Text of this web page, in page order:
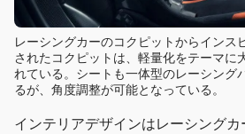
レーシングカーのコクピットからインス
されたコクピットは、軽量化をテーマに
れている。シートも一体型のレーシング
るが、角度調整が可能となっている。
インテリアデザインはレーシングカ